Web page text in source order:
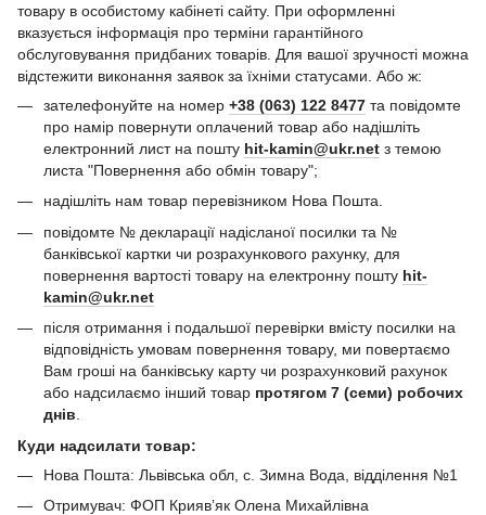
товару в особистому кабінеті сайту. При оформленні
вказується інформація про терміни гарантійного
обслуговування придбаних товарів. Для вашої зручності можна
відстежити виконання заявок за їхніми статусами. Або ж:
зателефонуйте на номер +38 (063) 122 8477 та повідомте
про намір повернути оплачений товар або надішліть
електронний лист на пошту hit-kamin@ukr.net з темою
листа "Повернення або обмін товару";
надішліть нам товар перевізником Нова Пошта.
повідомте № декларації надісланої посилки та №
банківської картки чи розрахункового рахунку, для
повернення вартості товару на електронну пошту hit-
kamin@ukr.net
після отримання і подальшої перевірки вмісту посилки на
відповідність умовам повернення товару, ми повертаємо
Вам гроші на банківську карту чи розрахунковий рахунок
або надсилаємо інший товар протягом 7 (семи) робочих
днів
Куди надсилати товар:
Нова Пошта: Львівська обл, с. Зимна Вода, відділення №1
Отримувач: ФОП Криявʼяк Олена Михайлівна